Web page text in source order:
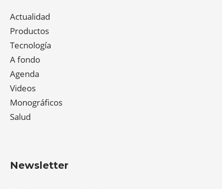
Actualidad
Productos
Tecnología
A fondo
Agenda
Videos
Monográficos
Salud
Newsletter